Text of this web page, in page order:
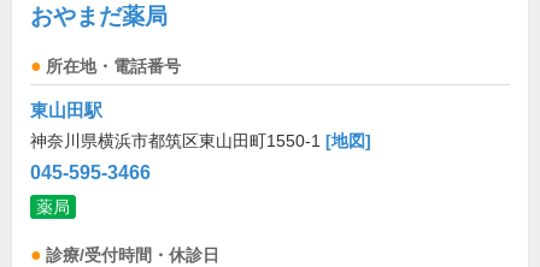
おやまだ薬局
所在地・電話番号
東山田駅
神奈川県横浜市都筑区東山田町1550-1 [地図]
045-595-3466
薬局
診療/受付時間・休診日